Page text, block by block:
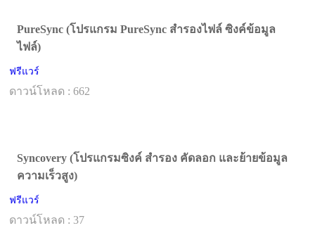
PureSync (โปรแกรม PureSync สำรองไฟล์ ซิงค์ข้อมูล
ไฟล์)
ฟรีแวร์
ดาวน์โหลด : 662
Syncovery (โปรแกรมซิงค์ สำรอง คัดลอก และย้ายข้อมูล
ความเร็วสูง)
ฟรีแวร์
ดาวน์โหลด : 37